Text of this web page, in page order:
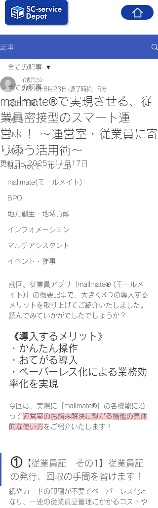
記事
全ての記事
売上管理
WEB
SNS
MEO
MallPro(モールプロ)
mallmate(モールメイト)
BPO
地方創生・地域貢献
インフォメーション
マルチアシスタント
イベント・催事
全ての記事
mallmate®で実現させる、従
業員密接型のスマート運
営！！ ～運営室・従業員に寄
り添う活用術～
ｲｶｻｱﾆｼﾝ
2024年8月23日 読了時間: 5分
更新日：2025年11月17日
前回、従業員アプリ「 mallmate® (モールメ
イト)
」の概要記事で、大きく3つの導入する
メリットを取り上げてご紹介いたしました。
読んでみていかがでしたでしょうか？
《導入するメリット》
・かんたん操作
・おてがる導入
・ペーパーレス化による業務効
率化を実現
今回は、実際に「mallmate®」の各機能に沿
って 運営室のお悩み解決に繋がる機能の具体
的な使い方をご紹介いたします！
①【従業員証　その1】従業員証
の発行、回収の手間を省けます！
紙やカードの印刷が不要でペーパーレス化と
なり、一連の従業員証管理にかかるコストや